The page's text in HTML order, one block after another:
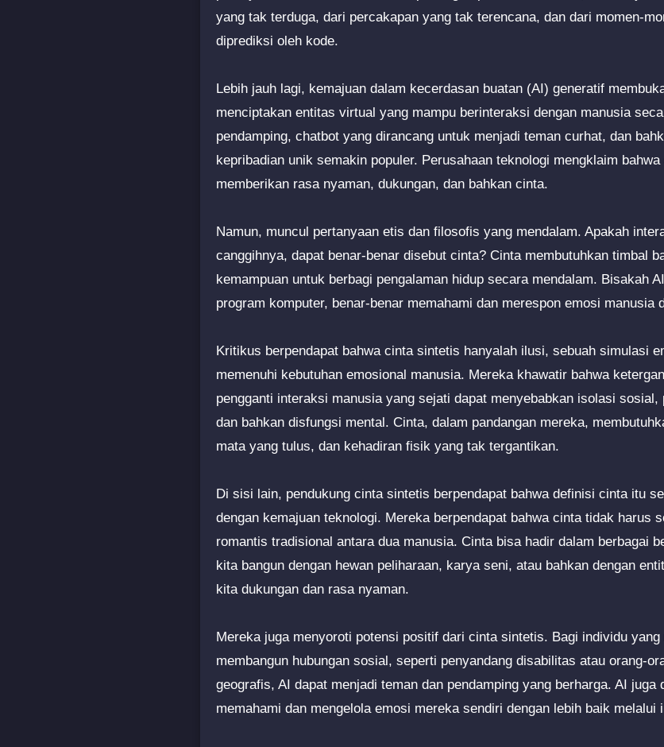
yang tak terduga, dari percakapan yang tak terencana, dan dari momen-
diprediksi oleh kode.
Lebih jauh lagi, kemajuan dalam kecerdasan buatan (AI) generatif
menciptakan entitas virtual yang mampu berinteraksi dengan manusia
pendamping, chatbot yang dirancang untuk menjadi teman curhat, dan
kepribadian unik semakin populer. Perusahaan teknologi mengklaim
memberikan rasa nyaman, dukungan, dan bahkan cinta.
Namun, muncul pertanyaan etis dan filosofis yang mendalam. Apakah
canggihnya, dapat benar-benar disebut cinta? Cinta membutuhkan timbal
kemampuan untuk berbagi pengalaman hidup secara mendalam. Bisakah
program komputer, benar-benar memahami dan merespon emosi manusia
Kritikus berpendapat bahwa cinta sintetis hanyalah ilusi, sebuah simulasi
memenuhi kebutuhan emosional manusia. Mereka khawatir bahwa
pengganti interaksi manusia yang sejati dapat menyebabkan isolasi sosial,
dan bahkan disfungsi mental. Cinta, dalam pandangan mereka,
mata yang tulus, dan kehadiran fisik yang tak tergantikan.
Di sisi lain, pendukung cinta sintetis berpendapat bahwa definisi cinta itu
dengan kemajuan teknologi. Mereka berpendapat bahwa cinta tidak harus
romantis tradisional antara dua manusia. Cinta bisa hadir dalam berbagai
kita bangun dengan hewan peliharaan, karya seni, atau bahkan dengan
kita dukungan dan rasa nyaman.
Mereka juga menyoroti potensi positif dari cinta sintetis. Bagi individu
membangun hubungan sosial, seperti penyandang disabilitas atau orang-
geografis, AI dapat menjadi teman dan pendamping yang berharga. AI juga
memahami dan mengelola emosi mereka sendiri dengan lebih baik